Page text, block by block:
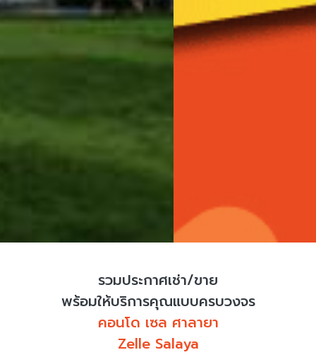
รวมประกาศเช่า/ขาย
พร้อมให้บริการคุณแบบครบวงจร
คอนโด เซล ศาลายา
Zelle Salaya